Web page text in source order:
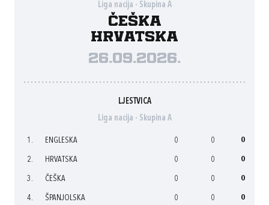
Liga nacija - Skupina A
Češka
Hrvatska
26.09.2026.
LJESTVICA
Liga nacija - Skupina A
1. ENGLESKA 0 0 0
2. HRVATSKA 0 0 0
3. ČEŠKA 0 0 0
4. ŠPANJOLSKA 0 0 0